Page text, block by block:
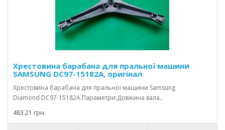
Хрестовина барабана для пральної машини
SAMSUNG DC97-15182A, оригінал
Хрестовина барабана для пральної машини Samsung
Diamond DC97-15182A.Параметри;Довжина вала..
483.21 грн.